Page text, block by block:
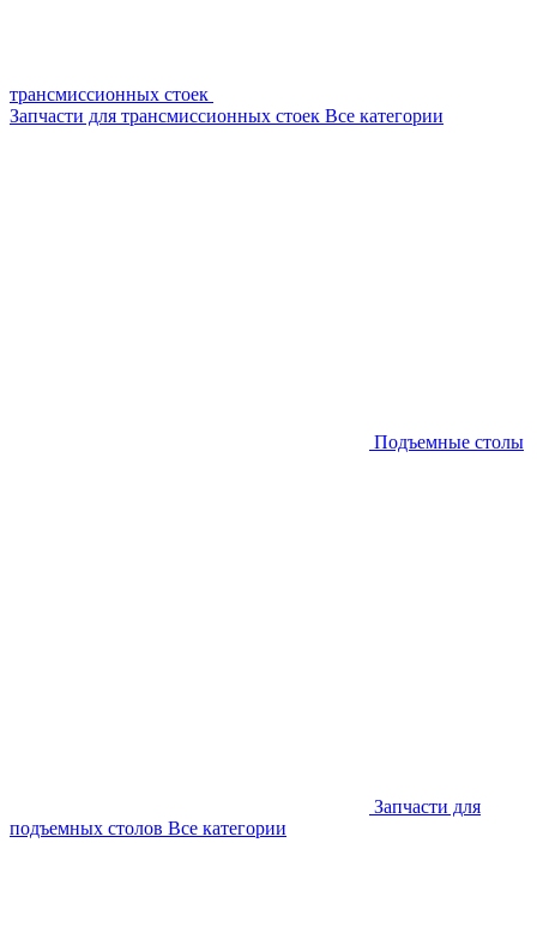
трансмиссионных стоек
Запчасти для трансмиссионных стоек Все категории
Подъемные столы
Запчасти для
подъемных столов Все категории